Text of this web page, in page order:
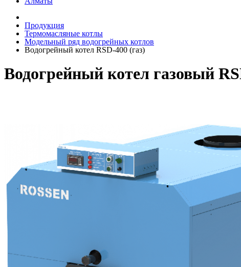
Продукция
Термомасляные котлы
Модельный ряд водогрейных котлов
Водогрейный котел RSD-400 (газ)
Водогрейный котел газовый